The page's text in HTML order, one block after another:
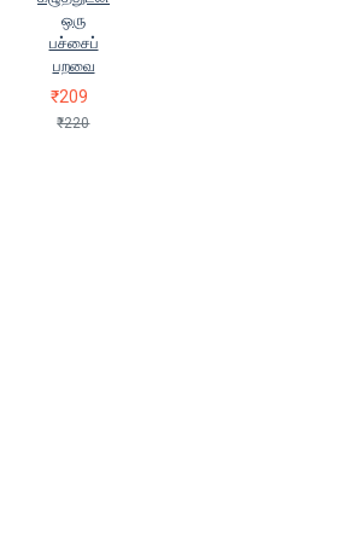
ஒரு
பச்சைப்
பறவை
₹209
₹220